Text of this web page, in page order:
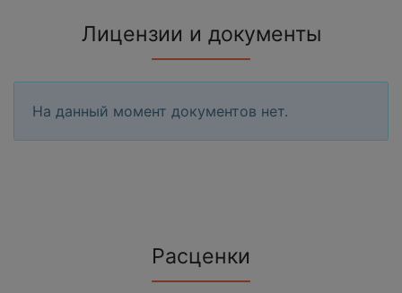
Лицензии и документы
На данный момент документов нет.
Расценки